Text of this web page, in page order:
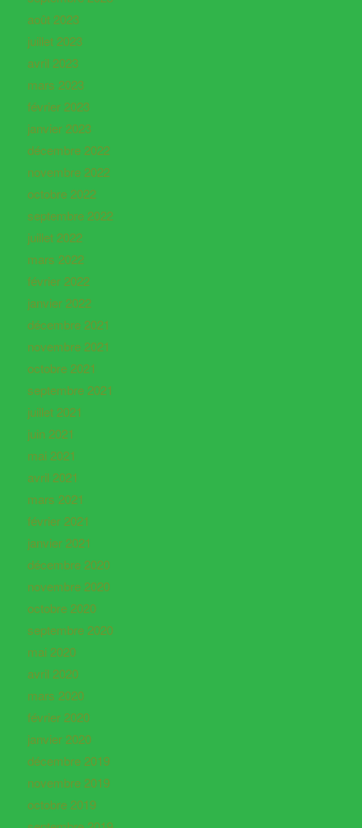
août 2023
juillet 2023
avril 2023
mars 2023
février 2023
janvier 2023
décembre 2022
novembre 2022
octobre 2022
septembre 2022
juillet 2022
mars 2022
février 2022
janvier 2022
décembre 2021
novembre 2021
octobre 2021
septembre 2021
juillet 2021
juin 2021
mai 2021
avril 2021
mars 2021
février 2021
janvier 2021
décembre 2020
novembre 2020
octobre 2020
septembre 2020
mai 2020
avril 2020
mars 2020
février 2020
janvier 2020
décembre 2019
novembre 2019
octobre 2019